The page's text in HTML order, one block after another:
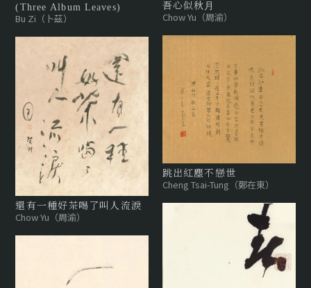
(Three Album Leaves)
Bu Zi（卜茲）
還有⼀種好茶喝了叫⼈流淚
Chow Yu（周渝）
吾⼼似秋⽉
Chow Yu（周渝）
跳出紅塵不戀世
Cheng Tsai-Tung（鄭在東）